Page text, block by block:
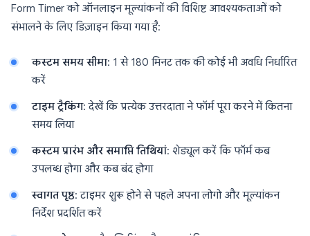
Form Timer को ऑनलाइन मूल्यांकनों की विशिष्ट आवश्यकताओं को
संभालने के लिए डिज़ाइन किया गया है:
कस्टम समय सीमा: 1 से 180 मिनट तक की कोई भी अवधि निर्धारित
करें
टाइम ट्रैकिंग: देखें कि प्रत्येक उत्तरदाता ने फॉर्म पूरा करने में कितना
समय लिया
कस्टम प्रारंभ और समाप्ति तिथियां: शेड्यूल करें कि फॉर्म कब
उपलब्ध होगा और कब बंद होगा
स्वागत पृष्ठ: टाइमर शुरू होने से पहले अपना लोगो और मूल्यांकन
निर्देश प्रदर्शित करें